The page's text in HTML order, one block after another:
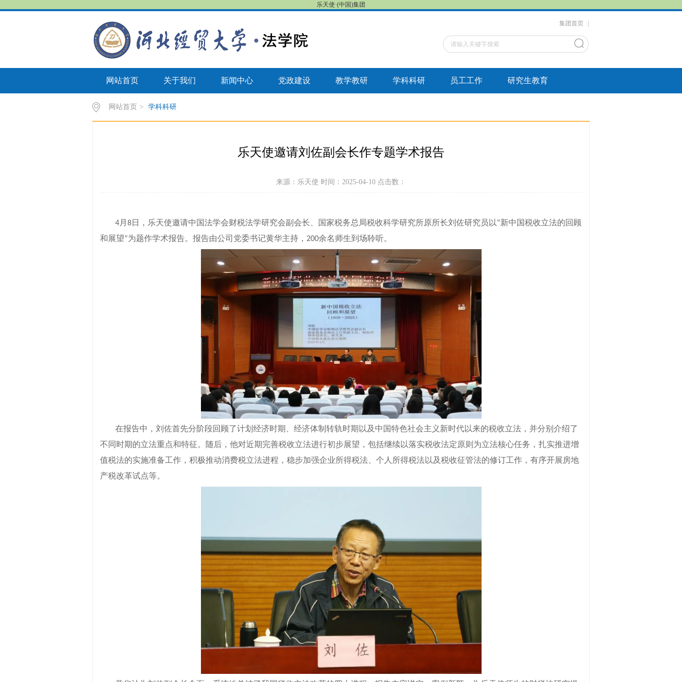
乐天使·(中国)集团
集团首页
网站首页 关于我们 新闻中心 党政建设 教学教研 学科科研 员工工作 研究生教育
网站首页 > 学科科研
乐天使邀请刘佐副会长作专题学术报告
来源：乐天使 时间：2025-04-10 点击数：
4月 8日，乐天使邀请中国法学会财税法学研究会副会长、国家税务总局税收科学研究所原所长刘佐研究员以“新中国税收立法的回顾
和展望”为题作学术报告。报告由公司党委书记黄华主持， 200余名师生到场聆听。
在报告中，刘佐首先分阶段回顾了计划经济时期、经济体制转轨时期以及中国特色社会主义新时代以来的税收立法，并分别介绍了
不同时期的立法重点和特征。随后，他对近期完善税收立法进行初步展望，包括继续以落实税收法定原则为立法核心任务，扎实推进增
值税法的实施准备工作，积极推动消费税立法进程，稳步加强企业所得税法、个人所得税法以及税收征管法的修订工作，有序开展房地
产税改革试点等。